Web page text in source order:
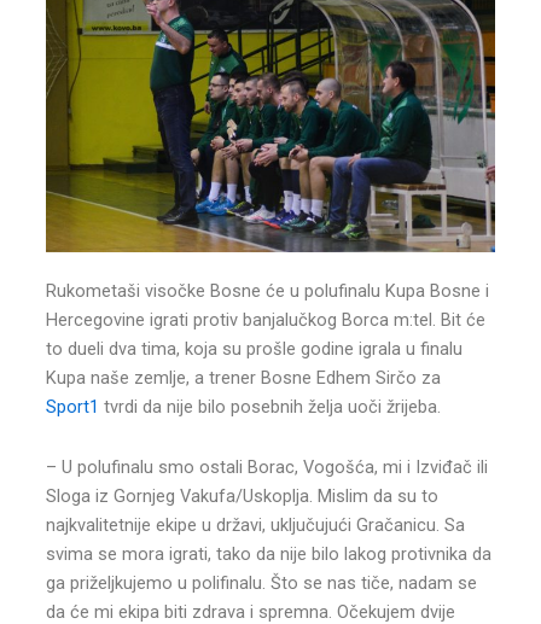
Rukometaši visočke Bosne će u polufinalu Kupa Bosne i
Hercegovine igrati protiv banjalučkog Borca m:tel. Bit će
to dueli dva tima, koja su prošle godine igrala u finalu
Kupa naše zemlje, a trener Bosne Edhem Sirčo za
Sport1 tvrdi da nije bilo posebnih želja uoči žrijeba.
– U polufinalu smo ostali Borac, Vogošća, mi i Izviđač ili
Sloga iz Gornjeg Vakufa/Uskoplja. Mislim da su to
najkvalitetnije ekipe u državi, uključujući Gračanicu. Sa
svima se mora igrati, tako da nije bilo lakog protivnika da
ga priželjkujemo u polifinalu. Što se nas tiče, nadam se
da će mi ekipa biti zdrava i spremna. Očekujem dvije